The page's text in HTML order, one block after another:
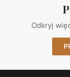
Odkryj